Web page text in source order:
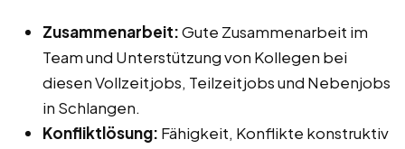
Zusammenarbeit:Gute Zusammenarbeit im
Team und Unterstützung von Kollegen bei
diesen Vollzeitjobs, Teilzeitjobs und Nebenjobs
in Schlangen.
Konfliktlösung: Fähigkeit, Konflikte konstruktiv